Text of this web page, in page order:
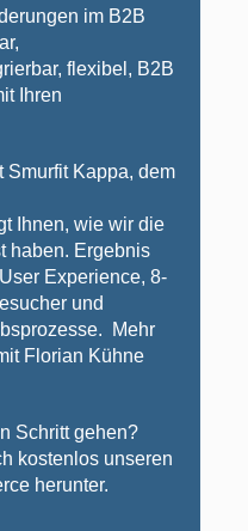
im B2B
flexibel, B2B
Ihren
Smurfit Kappa, dem
Ihnen, wie wir die
haben. Ergebnis
User Experience, 8-
und
Mehr
Florian Kühne
Schritt gehen?
kostenlos unseren
herunter.